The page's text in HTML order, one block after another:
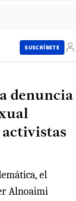
SUSCRÍBETE
denuncia
activistas
el
Alnoaimi